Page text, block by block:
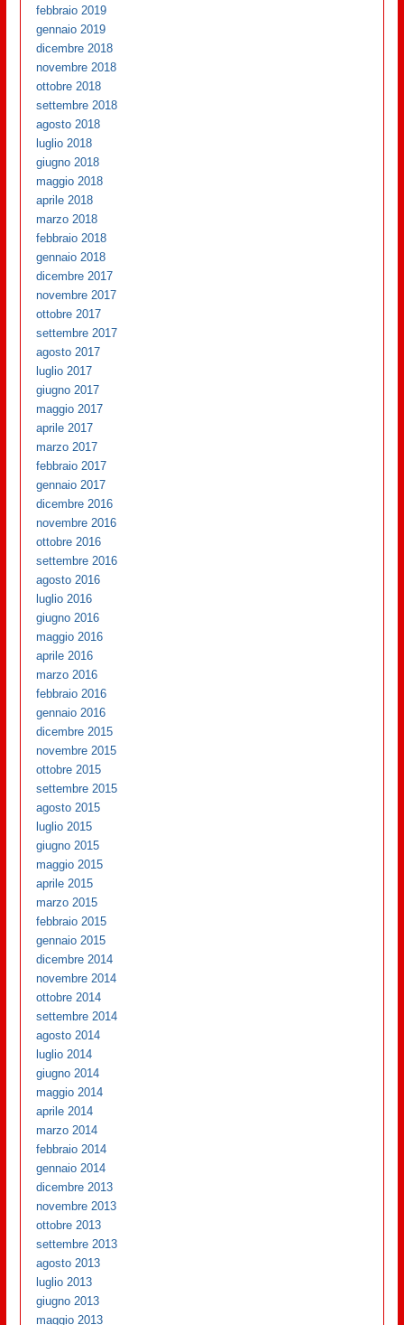
febbraio 2019
gennaio 2019
dicembre 2018
novembre 2018
ottobre 2018
settembre 2018
agosto 2018
luglio 2018
giugno 2018
maggio 2018
aprile 2018
marzo 2018
febbraio 2018
gennaio 2018
dicembre 2017
novembre 2017
ottobre 2017
settembre 2017
agosto 2017
luglio 2017
giugno 2017
maggio 2017
aprile 2017
marzo 2017
febbraio 2017
gennaio 2017
dicembre 2016
novembre 2016
ottobre 2016
settembre 2016
agosto 2016
luglio 2016
giugno 2016
maggio 2016
aprile 2016
marzo 2016
febbraio 2016
gennaio 2016
dicembre 2015
novembre 2015
ottobre 2015
settembre 2015
agosto 2015
luglio 2015
giugno 2015
maggio 2015
aprile 2015
marzo 2015
febbraio 2015
gennaio 2015
dicembre 2014
novembre 2014
ottobre 2014
settembre 2014
agosto 2014
luglio 2014
giugno 2014
maggio 2014
aprile 2014
marzo 2014
febbraio 2014
gennaio 2014
dicembre 2013
novembre 2013
ottobre 2013
settembre 2013
agosto 2013
luglio 2013
giugno 2013
maggio 2013